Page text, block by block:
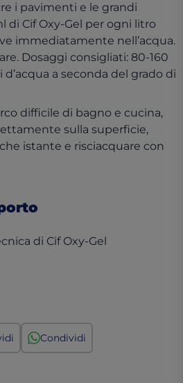
i pavimenti e le grandi
di Cif Oxy-Gel per ogni litro
immediatamente nell’acqua.
Dosaggi consigliati: 80-160
a seconda del grado di
difficile di bagno e cucina,
sulla superficie,
istante e risciacquare con
di Cif Oxy-Gel
Condividi